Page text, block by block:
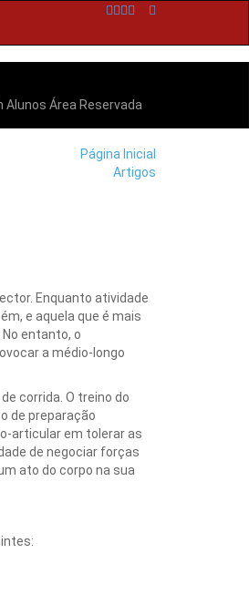
Alunos Área Reservada
Página Inicial
Artigos
Enquanto atividade
e aquela que é mais
entanto, o
a médio-longo
corrida. O treino do
de preparação
articular em tolerar as
de negociar forças
ato do corpo na sua